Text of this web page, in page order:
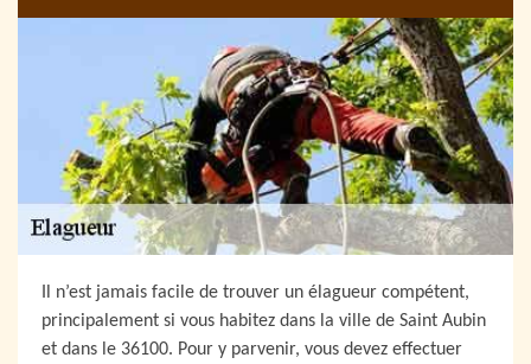
Il n’est jamais facile de trouver un élagueur compétent,
principalement si vous habitez dans la ville de Saint Aubin
et dans le 36100. Pour y parvenir, vous devez effectuer